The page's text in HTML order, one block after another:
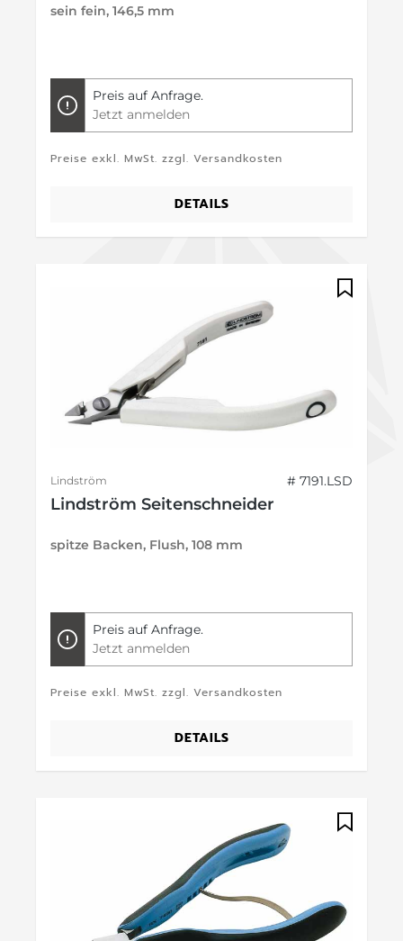
sein fein, 146,5 mm
Preis auf Anfrage.
Jetzt anmelden
Preise exkl. MwSt. zzgl. Versandkosten
DETAILS
Lindström # 7191.LSD
Lindström Seitenschneider
spitze Backen, Flush, 108 mm
Preis auf Anfrage.
Jetzt anmelden
Preise exkl. MwSt. zzgl. Versandkosten
DETAILS